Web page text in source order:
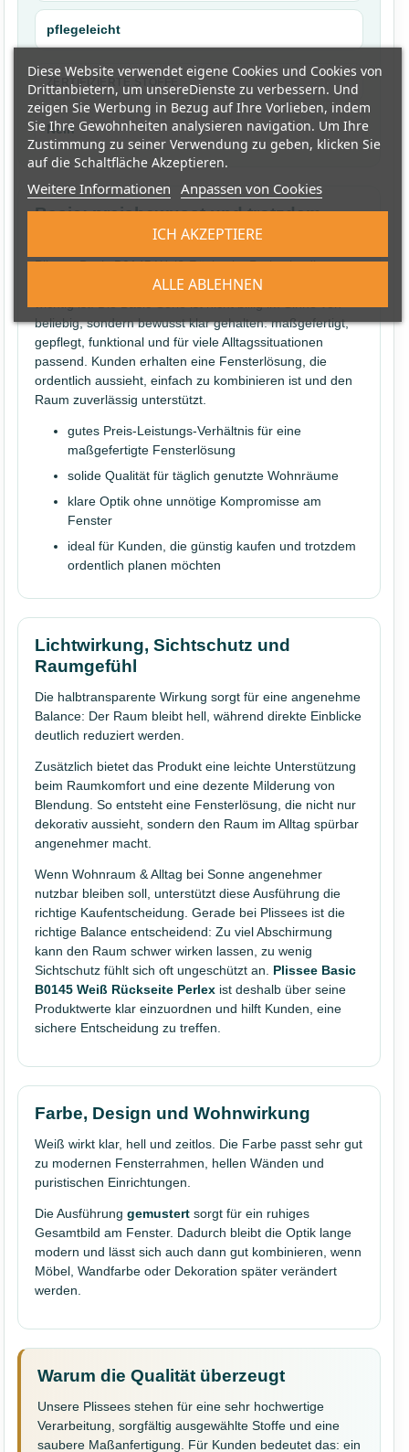
pflegeleicht
ZERTIFIZIERTE STOFFE
Nein
Basic: preisbewusst und trotzdem
Plissee Basic B0145 Weiß Rückseite Perlex ist die
richtige Wahl, wenn ein gutes Preis-Leistungs-Verhältnis
beliebig, sondern bewusst klar gehalten: maßgefertigt,
gepflegt, funktional und für viele Alltagssituationen
passend. Kunden erhalten eine Fensterlösung, die
ordentlich aussieht, einfach zu kombinieren ist und den
Raum zuverlässig unterstützt.
gutes Preis-Leistungs-Verhältnis für eine
maßgefertigte Fensterlösung
solide Qualität für täglich genutzte Wohnräume
klare Optik ohne unnötige Kompromisse am
Fenster
ideal für Kunden, die günstig kaufen und trotzdem
ordentlich planen möchten
Lichtwirkung, Sichtschutz und
Raumgefühl
Die halbtransparente Wirkung sorgt für eine angenehme
Balance: Der Raum bleibt hell, während direkte Einblicke
deutlich reduziert werden.
Zusätzlich bietet das Produkt eine leichte Unterstützung
beim Raumkomfort und eine dezente Milderung von
Blendung. So entsteht eine Fensterlösung, die nicht nur
dekorativ aussieht, sondern den Raum im Alltag spürbar
angenehmer macht.
Wenn Wohnraum & Alltag bei Sonne angenehmer
nutzbar bleiben soll, unterstützt diese Ausführung die
richtige Kaufentscheidung. Gerade bei Plissees ist die
richtige Balance entscheidend: Zu viel Abschirmung
kann den Raum schwer wirken lassen, zu wenig
Sichtschutz fühlt sich oft ungeschützt an. Plissee Basic
B0145 Weiß Rückseite Perlex ist deshalb über seine
Produktwerte klar einzuordnen und hilft Kunden, eine
sichere Entscheidung zu treffen.
Farbe, Design und Wohnwirkung
Weiß wirkt klar, hell und zeitlos. Die Farbe passt sehr gut
zu modernen Fensterrahmen, hellen Wänden und
puristischen Einrichtungen.
Die Ausführung gemustert sorgt für ein ruhiges
Gesamtbild am Fenster. Dadurch bleibt die Optik lange
modern und lässt sich auch dann gut kombinieren, wenn
Möbel, Wandfarbe oder Dekoration später verändert
werden.
Warum die Qualität überzeugt
Unsere Plissees stehen für eine sehr hochwertige
Verarbeitung, sorgfältig ausgewählte Stoffe und eine
saubere Maßanfertigung. Für Kunden bedeutet das: ein
Diese Website verwendet eigene Cookies und Cookies von
Drittanbietern, um unsereDienste zu verbessern. Und
zeigen Sie Werbung in Bezug auf Ihre Vorlieben, indem
Sie Ihre Gewohnheiten analysieren navigation. Um Ihre
Zustimmung zu seiner Verwendung zu geben, klicken Sie
auf die Schaltfläche Akzeptieren.
Weitere Informationen Anpassen von Cookies
ALLE ABLEHNEN
ICH AKZEPTIERE